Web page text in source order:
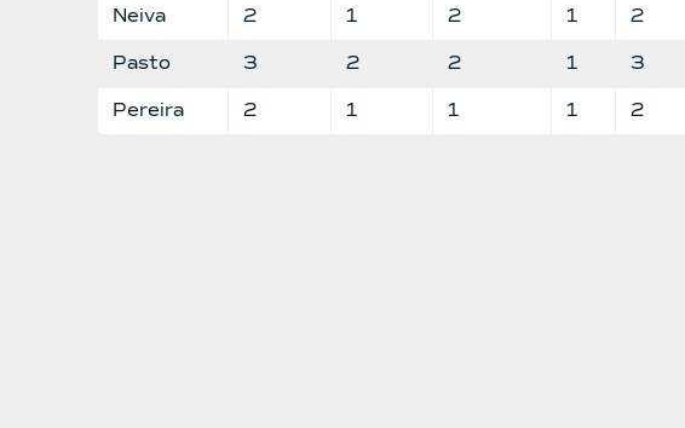
Neiva 2 1 2 1 2
Pasto 3 2 2 1 3
Pereira 2 1 1 1 2